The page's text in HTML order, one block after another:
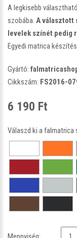
A legkisebb
szobába. A választott
levelek színét pedig
Egyedi matrica
Gyártó:
Cikkszám: FS2016-
6 190 Ft
Válaszd ki a falmatrica